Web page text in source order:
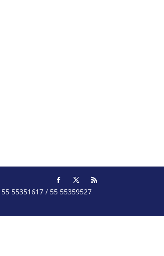
55351617 / 55 55359527